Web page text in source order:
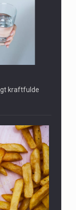
kraftfulde